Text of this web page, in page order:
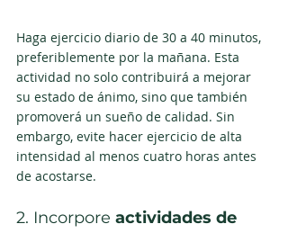
Haga ejercicio diario de 30 a 40 minutos,
preferiblemente por la mañana. Esta
actividad no solo contribuirá a mejorar
su estado de ánimo, sino que también
promoverá un sueño de calidad. Sin
embargo, evite hacer ejercicio de alta
intensidad al menos cuatro horas antes
de acostarse.
2. Incorpore actividades de